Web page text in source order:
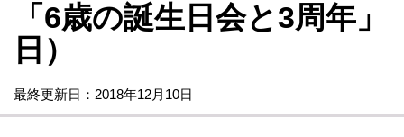
「6歳の誕生日会と3周年
日）
最終更新日：2018年12月10日